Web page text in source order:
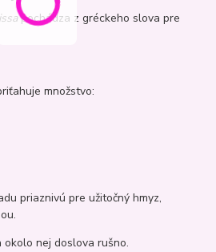
pochádza z gréckeho slova pre
množstvo:
priaznivú pre užitočný hmyz,
nej doslova rušno.